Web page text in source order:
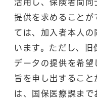
活用し、保険者間同
提供を求めることが
ては、加入者本人の
います。ただし、
データの提供を希
旨を申し出するこ
は、国保医療課まで